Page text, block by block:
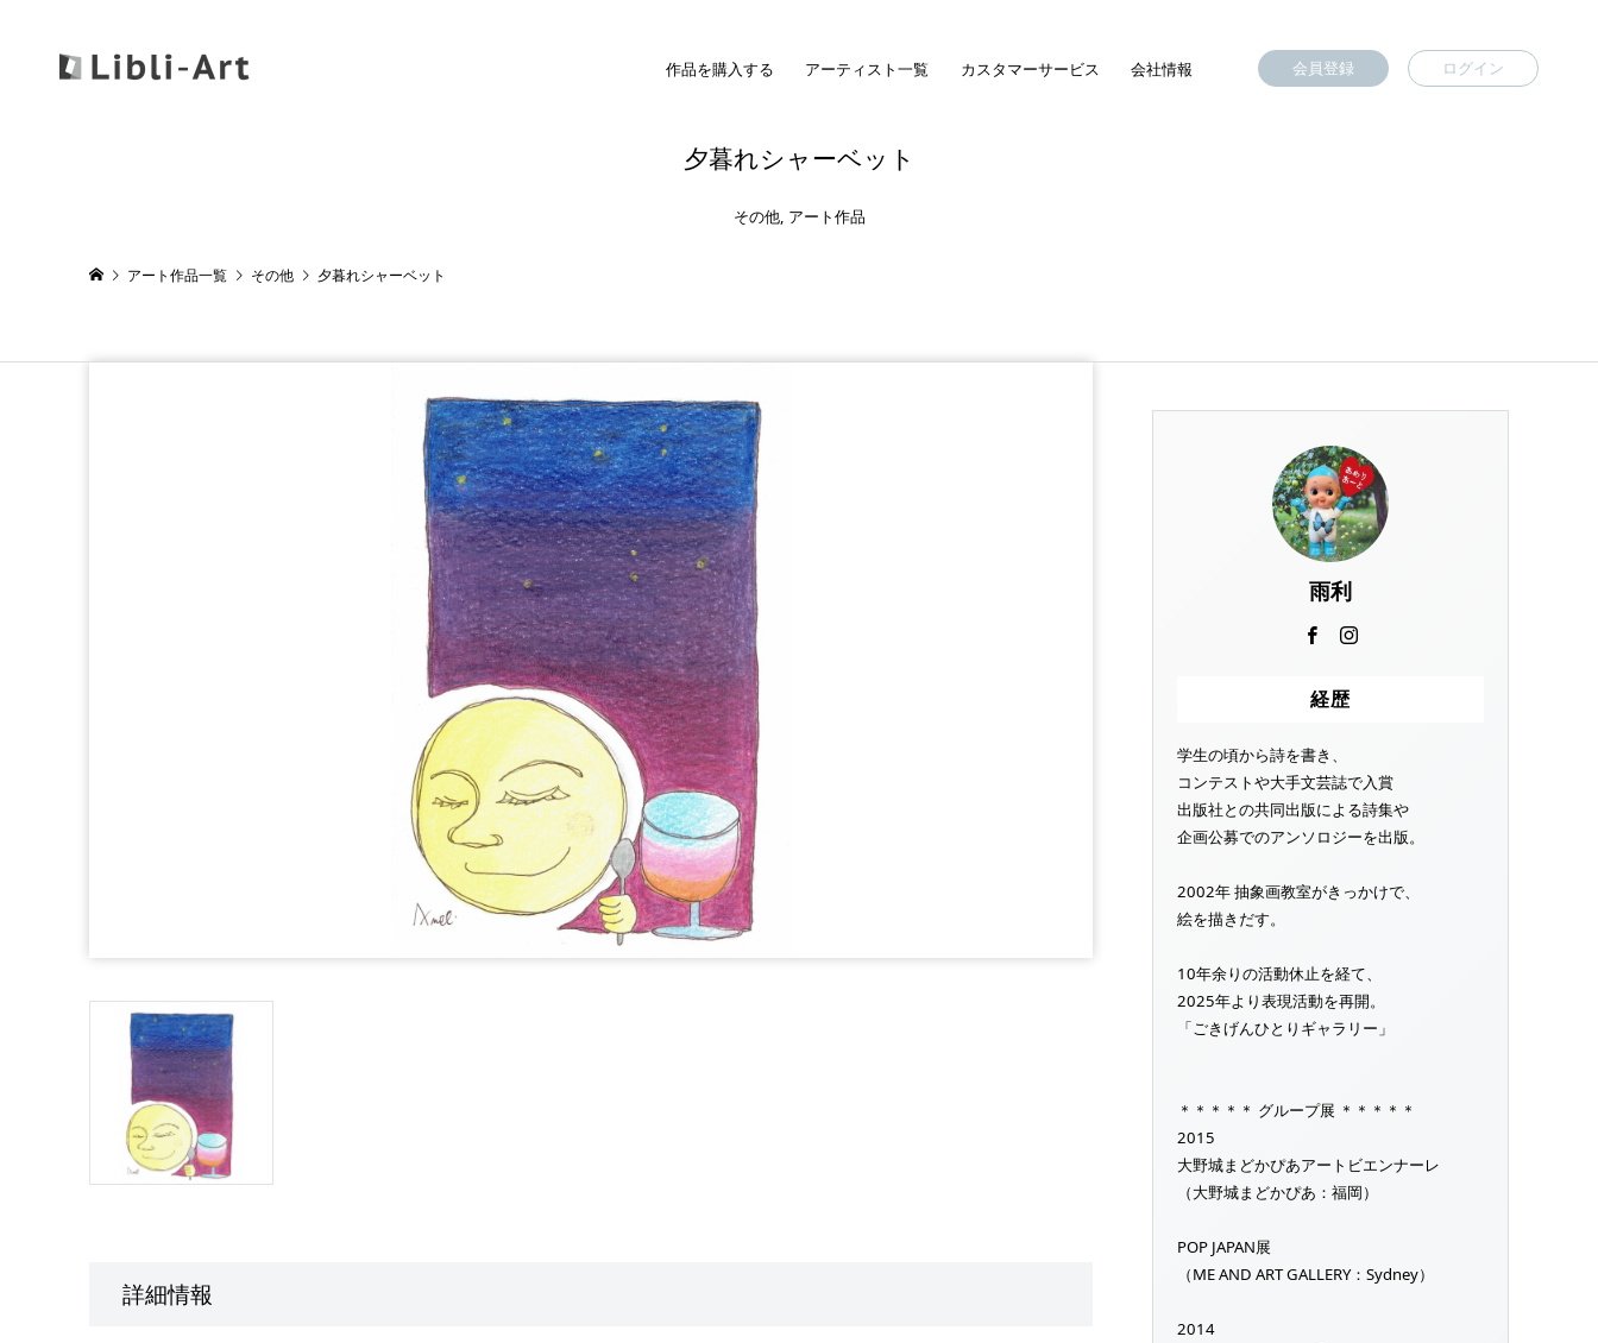
作品を購入する アーティスト一覧 カスタマーサービス 会社情報 会員登録 ログイン
夕暮れシャーベット
その他, アート作品
アート作品一覧 その他 夕暮れシャーベット
詳細情報
雨利
経歴
学生の頃から詩を書き、
コンテストや大手文芸誌で入賞
出版社との共同出版による詩集や
企画公募でのアンソロジーを出版。
2002年 抽象画教室がきっかけで、
絵を描きだす。
10年余りの活動休止を経て、
2025年より表現活動を再開。
「ごきげんひとりギャラリー」
＊＊＊＊＊ グループ展 ＊＊＊＊＊
2015
大野城まどかぴあアートビエンナーレ
（大野城まどかぴあ：福岡）
POP JAPAN展
（ME AND ART GALLERY：Sydney）
2014